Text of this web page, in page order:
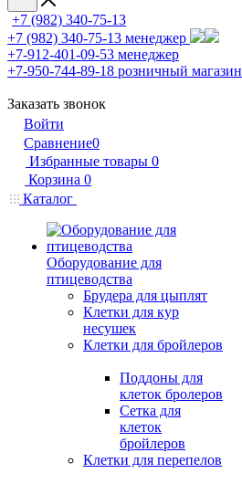
+7 (982) 340-75-13
+7 (982) 340-75-13 менеджер
+7-912-401-09-53 менеджер
+7-950-744-89-18 розничный магазин
Заказать звонок
Войти
Сравнение0
Избранные товары 0
Корзина 0
Каталог
Оборудование для
птицеводства
Брудера для цыплят
Клетки для кур
несушек
Клетки для бройлеров
Поддоны для
клеток бролеров
Сетка для
клеток
бройлеров
Клетки для перепелов